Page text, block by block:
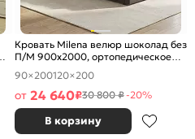
Кровать Milena велюр шоколад без
П/М 900x2000, ортопедическое
основание, изголовье мягкое
90×200120×200
от 24 640₽30 800 ₽-20%
В корзину